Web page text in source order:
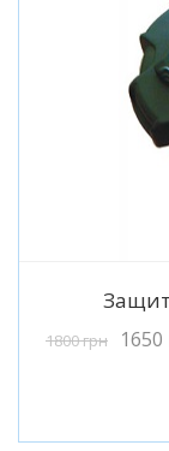
1800грн 1650